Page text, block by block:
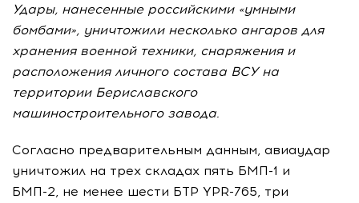
Удары, нанесенные российскими «умными
бомбами», уничтожили несколько ангаров для
хранения военной техники, снаряжения и
расположения личного состава ВСУ на
территории Бериславского
машиностроительного завода.
Согласно предварительным данным, авиаудар
уничтожил на трех складах пять БМП-1 и
БМП-2, не менее шести БТР YPR-765, три